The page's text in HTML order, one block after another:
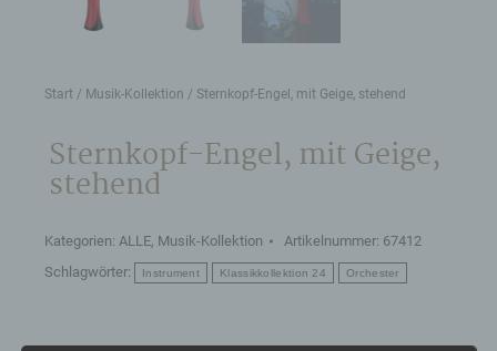
Start / Musik-Kollektion / Sternkopf-Engel, mit Geige, stehend
Sternkopf-Engel, mit Geige,
stehend
Kategorien: ALLE, Musik-Kollektion Artikelnummer: 67412
Schlagwörter:
Instrument Klassikkollektion 24 Orchester